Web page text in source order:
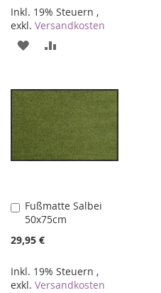
Inkl. 19% Steuern ,
exkl. Versandkosten
ZUR
HINZUFÜGEN
HINZUFÜGEN
Fußmatte Salbei
50x75cm
29,95 €
Inkl. 19% Steuern ,
exkl. Versandkosten
In
den
Warenkorb